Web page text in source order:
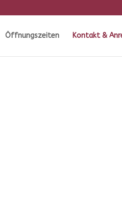
Öffnungszeiten Kontakt &